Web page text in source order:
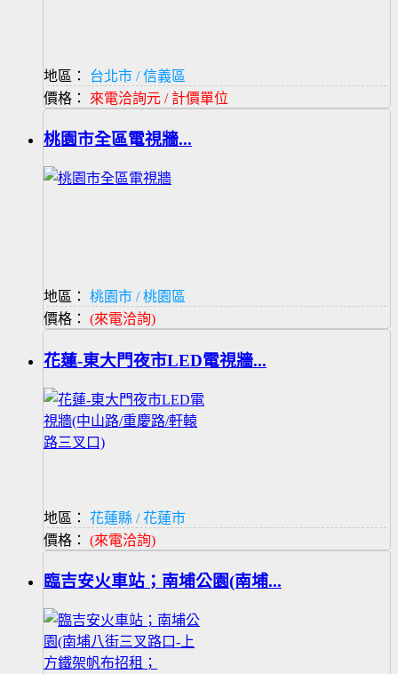
地區：
台北市 / 信義區
價格： 來電洽詢元 / 計價單位
桃園市全區電視牆...
地區：
桃園市 / 桃園區
價格： (來電洽詢)
花蓮-東大門夜市LED電視牆...
地區：
花蓮縣 / 花蓮市
價格： (來電洽詢)
臨吉安火車站；南埔公園(南埔...